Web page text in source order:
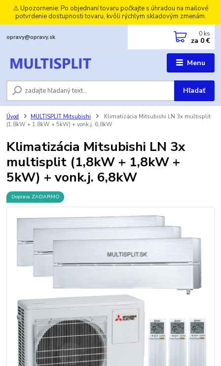
⚠️ Upozornenie: Po objednaní tovaru počkajte s úhradou na mailové
potvrdenie dostupnosti tovaru, kvôli rýchlym skladovým zmenám.
Menu
Hľadať
opravy@opravy.sk 0 ks
za 0 €
Úvod MULTISPLIT Mitsubishi
Klimatizácia Mitsubishi LN 3x multisplit
(1,8kW + 1,8kW + 5kW) + vonk.j. 6,8kW
Klimatizácia Mitsubishi LN 3x
multisplit (1,8kW + 1,8kW +
5kW) + vonk.j. 6,8kW
Doprava ZADARMO